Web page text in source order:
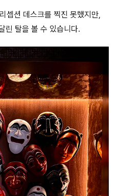
셉션 데스크를 찍진 못했지만,
린 탈을 볼 수 있습니다.